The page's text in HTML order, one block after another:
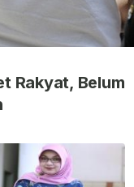
Rakyat, Belum